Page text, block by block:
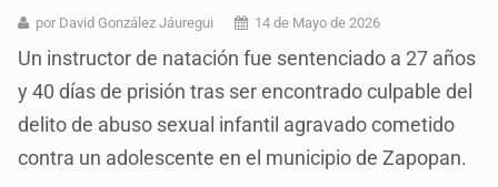
por David González Jáuregui 14 de Mayo de 2026
Un instructor de natación fue sentenciado a 27 años
y 40 días de prisión tras ser encontrado culpable del
delito de abuso sexual infantil agravado cometido
contra un adolescente en el municipio de Zapopan.